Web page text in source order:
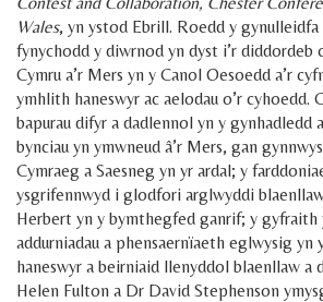
Wales, yn ystod Ebrill. Roedd y
fynychodd y diwrnod yn dyst i’r diddordeb
Cymru a’r Mers yn y Canol Oesoedd a’r
ymhlith haneswyr ac aelodau o’r cyhoedd.
bapurau difyr a dadlennol yn y gynhadledd
bynciau yn ymwneud â’r Mers, gan
Cymraeg a Saesneg yn yr ardal; y
ysgrifennwyd i glodfori arglwyddi
Herbert yn y bymthegfed ganrif; y gyfraith
addurniadau a phensaernïaeth eglwysig yn
haneswyr a beirniaid llenyddol blaenllaw a
Helen Fulton a Dr David Stephenson